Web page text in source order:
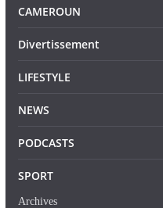
CAMEROUN
Divertissement
LIFESTYLE
NEWS
PODCASTS
SPORT
Archives